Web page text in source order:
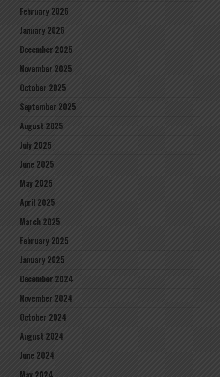
February 2026
January 2026
December 2025
November 2025
October 2025
September 2025
August 2025
July 2025
June 2025
May 2025
April 2025
March 2025
February 2025
January 2025
December 2024
November 2024
October 2024
August 2024
June 2024
May 2024